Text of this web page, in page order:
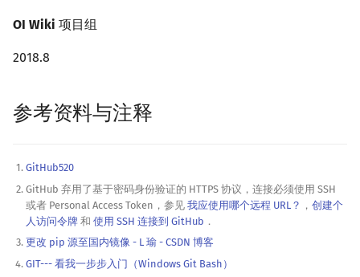
OI Wiki 项目组
2018.8
参考资料与注释
GitHub520
GitHub 弃用了基于密码身份验证的 HTTPS 协议，连接必须使用 SSH
或者 Personal Access Token，参见 我应使用哪个远程 URL？ ， 创建个
人访问令牌 和 使用 SSH 连接到 GitHub ．
更改 pip 源至国内镜像 - L 瑜 - CSDN 博客
GIT--- 看我一步步入门（Windows Git Bash）